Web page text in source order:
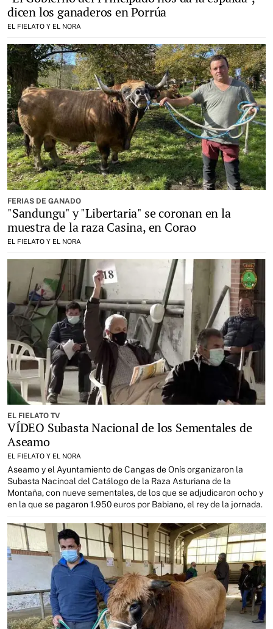
dicen los ganaderos en Porrúa
EL FIELATO Y EL NORA
FERIAS DE GANADO
"Sandungu" y "Libertaria" se coronan en la
muestra de la raza Casina, en Corao
EL FIELATO Y EL NORA
EL FIELATO TV
VÍDEO Subasta Nacional de los Sementales de
Aseamo
EL FIELATO Y EL NORA
Aseamo y el Ayuntamiento de Cangas de Onís organizaron la
Subasta Nacinoal del Catálogo de la Raza Asturiana de la
Montaña, con nueve sementales, de los que se adjudicaron ocho y
en la que se pagaron 1.950 euros por Babiano, el rey de la jornada.